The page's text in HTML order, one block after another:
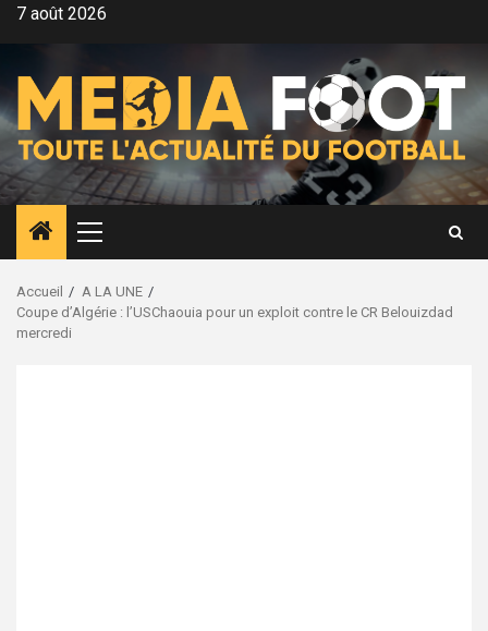
Aller7 août 2026
Menu
principal
Accueil
A LA UNE
Coupe d’Algérie : l’USChaouia pour un exploit contre le CR Belouizdad
mercredi